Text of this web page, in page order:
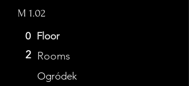
M 1.02
0 Floor
2 Rooms
Ogródek